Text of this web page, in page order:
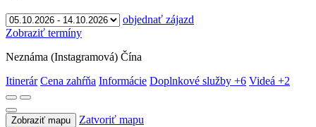
objednať zájazd
Zobraziť termíny
Neznáma (Instagramová) Čína
Itinerár Cena zahŕňa Informácie Doplnkové služby +6 Videá +2
Zobraziť mapu
Zatvoriť mapu